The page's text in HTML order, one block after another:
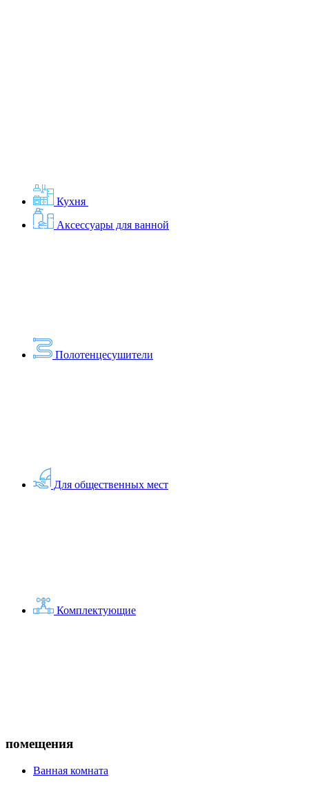
Кухня
Аксессуары для ванной
Полотенцесушители
Для общественных мест
Комплектующие
помещения
Ванная комната